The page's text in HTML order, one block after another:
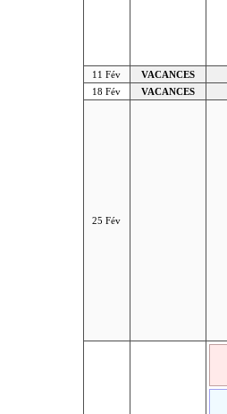
11 Fév
VACANCES
18 Fév
VACANCES
25 Fév